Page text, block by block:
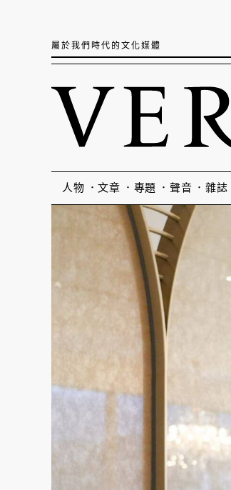
屬於我們時代的文化媒體
人物 文章 專題 聲音 雜誌